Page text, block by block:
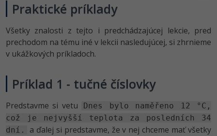
Praktické príklady
Všetky znalosti z tejto i predchádzajúcej lekcie, pred
prechodom na tému iné v lekcii nasledujúcej, si zhrnieme
v ukážkových príkladoch.
Príklad 1 - tučné číslovky
Predstavme si vetu
Dnes bylo naměřeno 12 °C,
což je nejvyšší teplota za posledních 34
dní.
a ďalej si predstavme, že v nej chceme mať všetky